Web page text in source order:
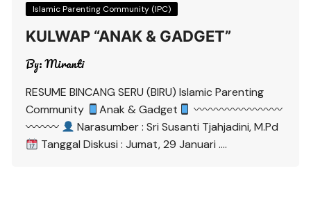
Islamic Parenting Community (IPC)
KULWAP “ANAK & GADGET”
By:Miranti
RESUME BINCANG SERU (BIRU) Islamic Parenting
Community
Anak & Gadget
〰〰〰〰〰〰〰〰
〰〰〰
Narasumber : Sri Susanti Tjahjadini, M.Pd
Tanggal Diskusi : Jumat, 29 Januari ….